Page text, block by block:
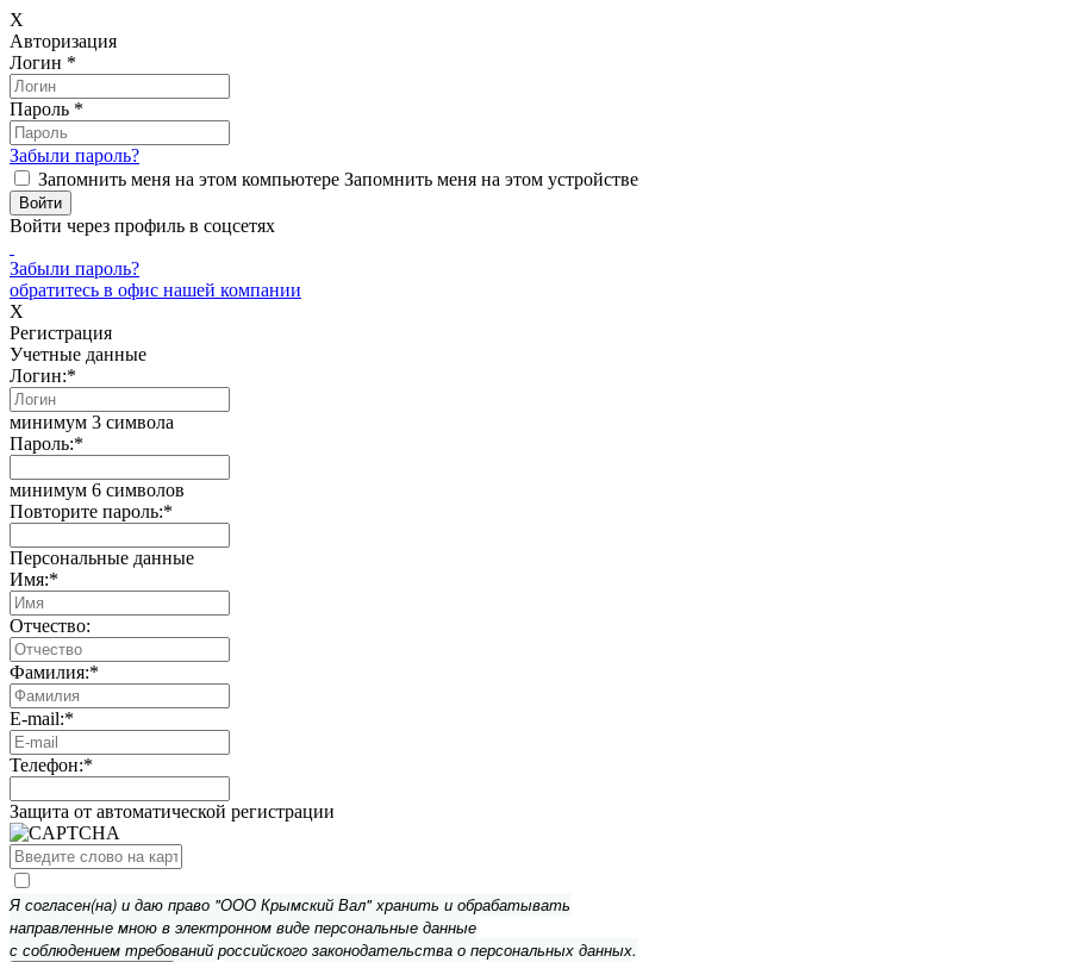
X
Авторизация
Логин *
Пароль *
Забыли пароль?
Запомнить меня на этом компьютере Запомнить меня на этом устройстве
Войти через профиль в соцсетях
Забыли пароль?
обратитесь в офис нашей компании
X
Регистрация
Учетные данные
Логин:*
минимум 3 символа
Пароль:*
минимум 6 символов
Повторите пароль:*
Персональные данные
Имя:*
Отчество:
Фамилия:*
E-mail:*
Телефон:*
Защита от автоматической регистрации
Я согласен(на) и даю право "ООО Крымский Вал" хранить и обрабатывать
направленные мною в электронном виде персональные данные
с соблюдением требований российского законодательства о персональных данных.